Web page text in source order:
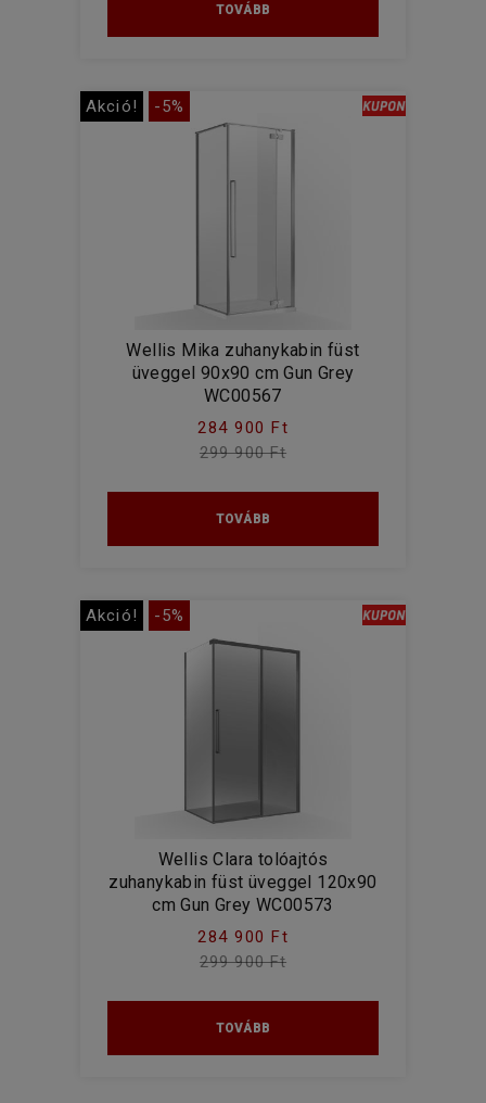
TOVÁBB
Akció! -5%
Wellis Mika zuhanykabin füst
üveggel 90x90 cm Gun Grey
WC00567
284 900 Ft
299 900 Ft
TOVÁBB
Akció! -5%
Wellis Clara tolóajtós
zuhanykabin füst üveggel 120x90
cm Gun Grey WC00573
284 900 Ft
299 900 Ft
TOVÁBB